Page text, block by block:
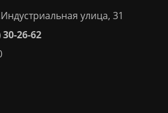
улица, 31
30-26-62